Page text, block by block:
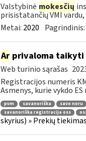
Valstybinė mokesčių
prisistatančių VMI
Metai: 2020 Pagrindinis:
Arprivaloma taikyti
Web turinio sąrašas
Registracijos numeris
Asmenys, kurie vykdo
pvm savanoriška savo noru
savanoriška registracija oss
skyrius) » Prekių